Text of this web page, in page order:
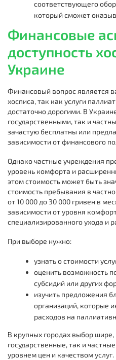
соответствующего
который сможет
Финансовые
доступность
Украине
Финансовый вопрос является
хосписа, так как услуги
достаточно дорогими. В
государственными, так и
зачастую бесплатны или
зависимости от финансового
Однако частные учреждения
уровень комфорта и
этом стоимость может быть
стоимость пребывания в
от 10 000 до 30 000 гривен в
зависимости от уровня
специализированного ухода и
При выборе нужно:
узнать о стоимости
оценить возможность
субсидий или других
изучить предложения
организаций, которые
расходов на
В крупных городах выбор
государственные, так и
уровнем цен и качеством услуг.